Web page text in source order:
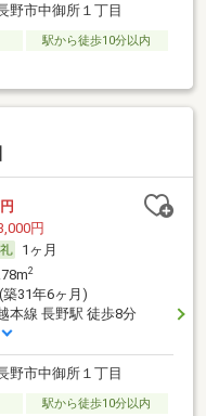
野市中御所１丁目
駅から徒歩10分以内
円
1ヶ月
2
築31年6ヶ月)
本線 長野駅 徒歩8分
野市中御所１丁目
駅から徒歩10分以内